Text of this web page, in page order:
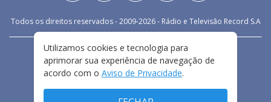
Todos os direitos reservados - 2009-2026- Rádio e Televisão Record S.A
FALE CONOSCO
PRIVACIDADE
TERMOS E CONDIÇÕES DE USO
Utilizamos cookies e tecnologia para
aprimorar sua experiência de navegação de
acordo com o Aviso de Privacidade.